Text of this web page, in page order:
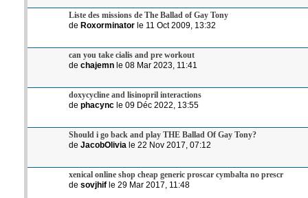
Liste des missions de The Ballad of Gay Tony
de Roxorminatorle 11 Oct 2009, 13:32
can you take cialis and pre workout
de chajemnle 08 Mar 2023, 11:41
doxycycline and lisinopril interactions
de phacyncle 09 Déc 2022, 13:55
Should i go back and play THE Ballad Of Gay Tony?
de JacobOliviale 22 Nov 2017, 07:12
xenical online shop cheap generic proscar cymbalta no prescr
de sovjhifle 29 Mar 2017, 11:48